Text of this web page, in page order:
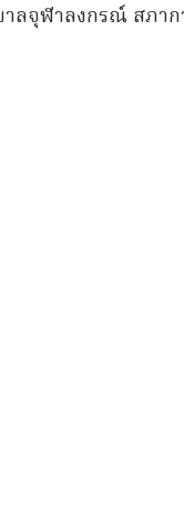
ลจุฬาลงกรณ์ สภา